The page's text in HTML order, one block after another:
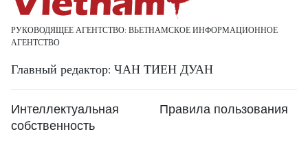
РУКОВОДЯЩЕЕ АГЕНТСТВО: ВЬЕТНАМСКОЕ ИНФОРМАЦИОННОЕ
АГЕНТСТВО
Главный редактор: ЧАН ТИЕН ДУАН
Интеллектуальная
собственность
Правила пользования